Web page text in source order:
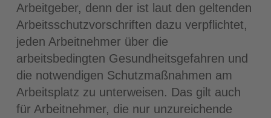
Arbeitgeber, denn der ist laut den geltenden
Arbeitsschutzvorschriften dazu verpflichtet,
jeden Arbeitnehmer über die
arbeitsbedingten Gesundheitsgefahren und
die notwendigen Schutzmaßnahmen am
Arbeitsplatz zu unterweisen. Das gilt auch
für Arbeitnehmer, die nur unzureichende